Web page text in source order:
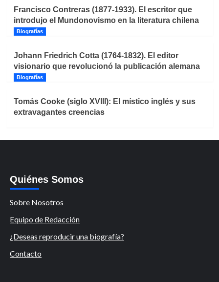
Francisco Contreras (1877-1933). El escritor que
introdujo el Mundonovismo en la literatura chilena
Biografías
Johann Friedrich Cotta (1764-1832). El editor
visionario que revolucionó la publicación alemana
Biografías
Tomás Cooke (siglo XVIII): El místico inglés y sus
extravagantes creencias
Quiénes Somos
Sobre Nosotros
Equipo de Redacción
¿Deseas reproducir una biografía?
Contacto